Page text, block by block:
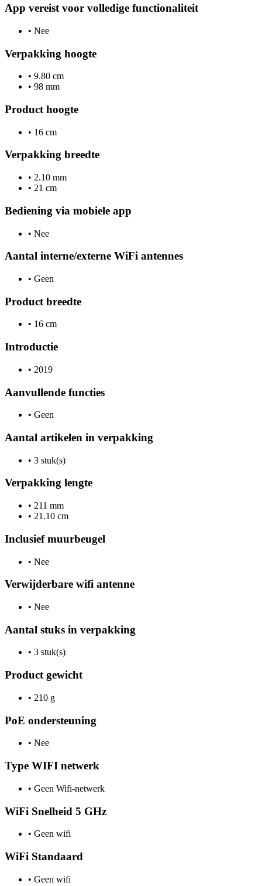
App vereist voor volledige functionaliteit
• Nee
Verpakking hoogte
• 9.80 cm
• 98 mm
Product hoogte
• 16 cm
Verpakking breedte
• 2.10 mm
• 21 cm
Bediening via mobiele app
• Nee
Aantal interne/externe WiFi antennes
• Geen
Product breedte
• 16 cm
Introductie
• 2019
Aanvullende functies
• Geen
Aantal artikelen in verpakking
• 3 stuk(s)
Verpakking lengte
• 211 mm
• 21.10 cm
Inclusief muurbeugel
• Nee
Verwijderbare wifi antenne
• Nee
Aantal stuks in verpakking
• 3 stuk(s)
Product gewicht
• 210 g
PoE ondersteuning
• Nee
Type WIFI netwerk
• Geen Wifi-netwerk
WiFi Snelheid 5 GHz
• Geen wifi
WiFi Standaard
• Geen wifi